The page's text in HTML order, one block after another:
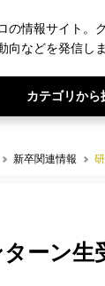
の情報サイト。
向などを発信しま
カテゴリから
新卒関連情報
ーン生